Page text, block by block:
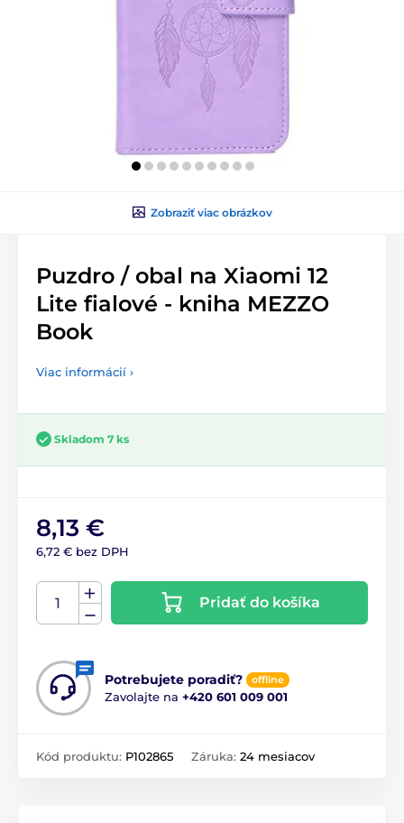
Zobraziť viac obrázkov
Puzdro / obal na Xiaomi 12
Lite fialové - kniha MEZZO
Book
Viac informácií ›
Skladom 7 ks
8,13 €
6,72 € bez DPH
Pridať do košíka
Potrebujete poradiť? offline
Zavolajte na +420 601 009 001
Kód produktu: P102865 Záruka: 24 mesiacov